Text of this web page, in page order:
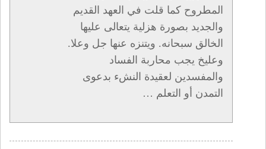
المطروح كما قلت في العهد القديم
والجديد بصورة هزلية يتعالى عليها
الخالق سبحانه. ويتنزه عنها جل وعلا.
وعليخ يجب محاربة الفساد
والمفسدين لعقيدة النشء بدعوى
التمدن أو التعلم …